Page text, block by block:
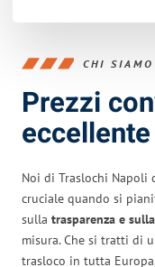
CHI SIAMO
Prezzi
Noi di Traslochi Napoli
cruciale quando si
sulla trasparenza e
misura. Che si tratti di
trasloco in tutta